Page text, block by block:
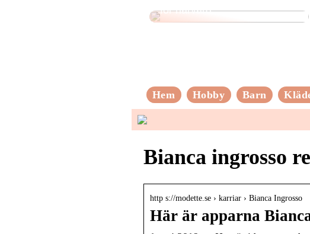
för hårvård
Hem Hobby Barn
Bianca ingrosso
http s://modette.se › karriar › Bianca Ingrosso
Här är apparna